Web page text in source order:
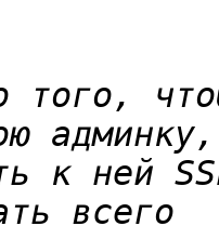
того,
к ней